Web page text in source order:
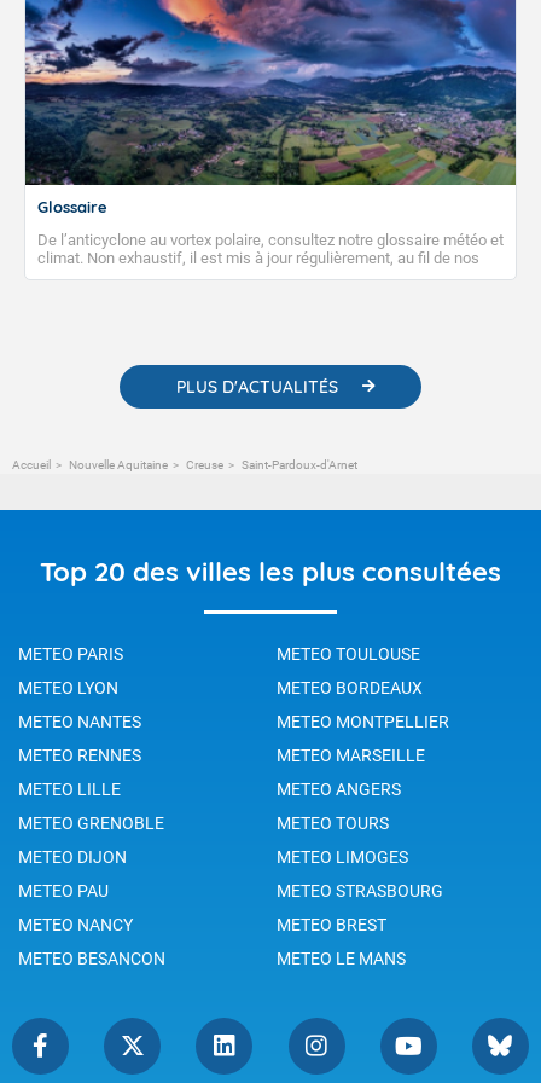
Glossaire
De l’anticyclone au vortex polaire, consultez notre glossaire météo et
climat. Non exhaustif, il est mis à jour régulièrement, au fil de nos
publications. Vous y trouverez également des liens utiles vers nos
PLUS D'ACTUALITÉS
Accueil Nouvelle Aquitaine Creuse Saint-Pardoux-d'Arnet
Top 20 des villes les plus consultées
METEO PARIS
METEO TOULOUSE
METEO LYON
METEO BORDEAUX
METEO NANTES
METEO MONTPELLIER
METEO RENNES
METEO MARSEILLE
METEO LILLE
METEO ANGERS
METEO GRENOBLE
METEO TOURS
METEO DIJON
METEO LIMOGES
METEO PAU
METEO STRASBOURG
METEO NANCY
METEO BREST
METEO BESANCON
METEO LE MANS